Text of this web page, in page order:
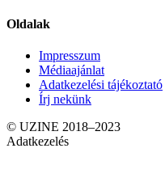
Oldalak
Impresszum
Médiaajánlat
Adatkezelési tájékoztató
Írj nekünk
© UZINE 2018–2023
Adatkezelés